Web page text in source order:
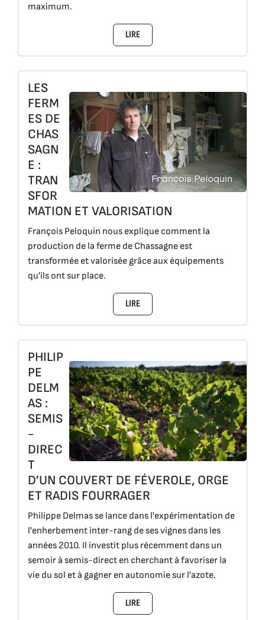
maximum.
LIRE
LES
FERM
ES DE
CHAS
SAGN
E :
TRAN
SFOR
MATION ET VALORISATION
François Peloquin nous explique comment la
production de la ferme de Chassagne est
transformée et valorisée grâce aux équipements
qu'ils ont sur place.
LIRE
PHILIP
PE
DELM
AS :
SEMIS
-
DIREC
T
D’UN COUVERT DE FÉVEROLE, ORGE
ET RADIS FOURRAGER
Philippe Delmas se lance dans l'expérimentation de
l'enherbement inter-rang de ses vignes dans les
années 2010. Il investit plus récemment dans un
semoir à semis-direct en cherchant à favoriser la
vie du sol et à gagner en autonomie sur l'azote.
LIRE